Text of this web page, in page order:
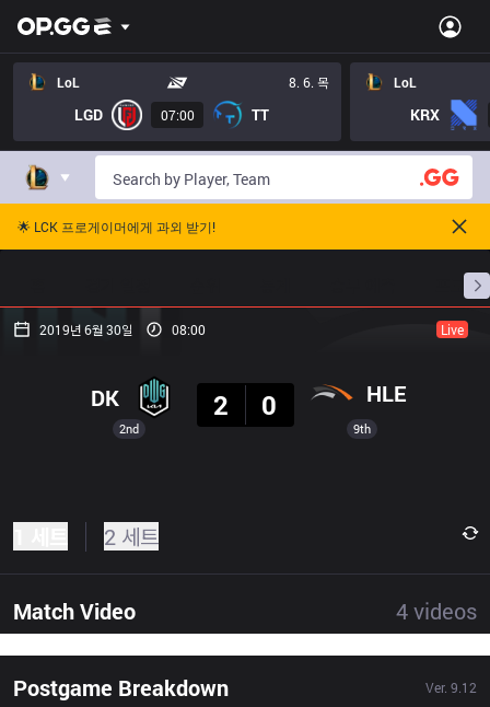
LoL 8. 6. 목
LGD 07:00 TT
LoL
KRX
🌟 LCK 프로게이머에게 과외 받기!
프로빌
2019년 6월 30일 08:00 Live
2nd
DK
2
0 HLE
9th
2 세트
Match Video 4videos
Postgame Breakdown Ver. 9.12